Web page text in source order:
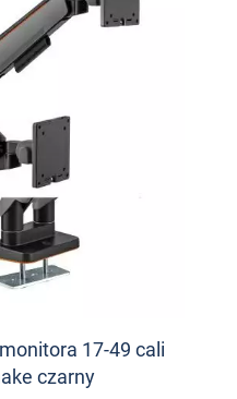
17-49 cali
czarny